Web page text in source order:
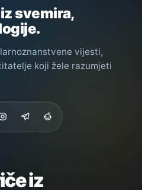
svemira,
vijesti,
koji žele razumjeti
iz